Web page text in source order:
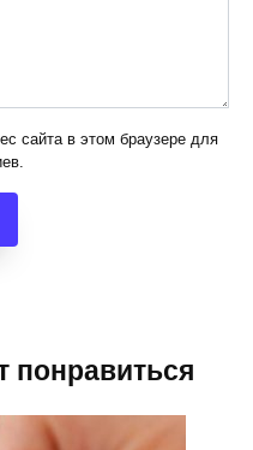
сайта в этом браузере для
понравиться